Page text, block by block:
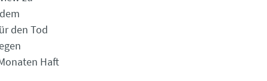
den Tod
Haft